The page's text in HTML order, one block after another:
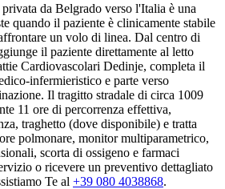
da Belgrado verso l'Italia è una
quando il paziente è clinicamente stabile
un volo di linea. Dal centro di
il paziente direttamente al letto
Cardiovascolari Dedinje, completa il
infermieristico e parte verso
Il tragitto stradale di circa 1009
11 ore di percorrenza effettiva,
traghetto (dove disponibile) e tratta
polmonare, monitor multiparametrico,
scorta di ossigeno e farmaci
o ricevere un preventivo dettagliato
Te al +39 080 4038868.